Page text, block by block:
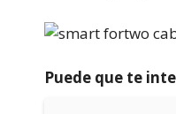
Puede que te